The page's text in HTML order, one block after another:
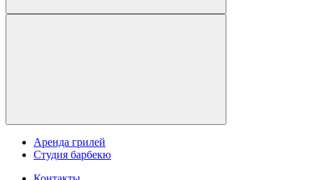
Аренда грилей
Студия барбекю